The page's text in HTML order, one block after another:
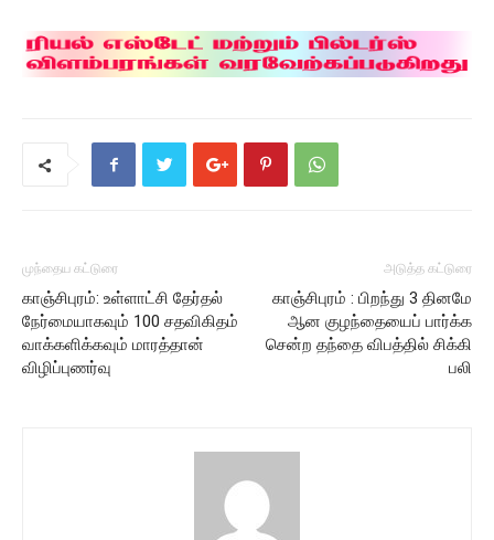
முந்தைய கட்டுரை
காஞ்சிபுரம்: உள்ளாட்சி தேர்தல்
நேர்மையாகவும் 100 சதவிகிதம்
வாக்களிக்கவும் மாரத்தான்
விழிப்புணர்வு
அடுத்த கட்டுரை
காஞ்சிபுரம் : பிறந்து 3 தினமே
ஆன குழந்தையைப் பார்க்க
சென்ற தந்தை விபத்தில் சிக்கி
பலி